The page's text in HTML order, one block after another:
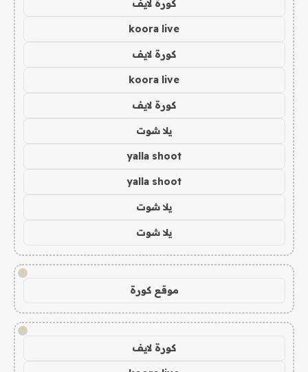
كورة لايف
koora live
كورة لايف
koora live
كورة لايف
يلا شوت
yalla shoot
yalla shoot
يلا شوت
يلا شوت
!
موقع كورة
!
كورة لايف